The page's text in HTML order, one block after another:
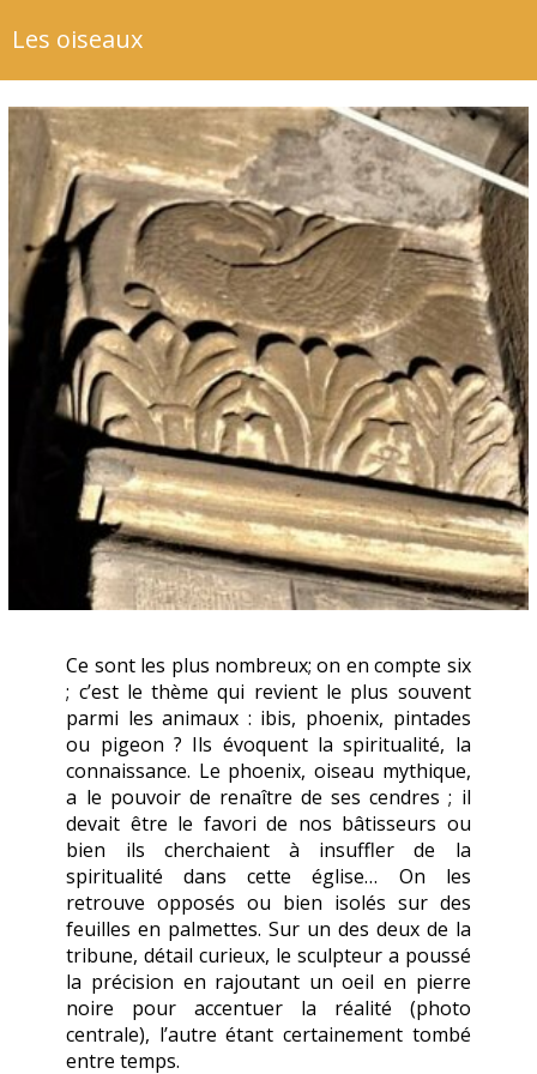
Les oiseaux
Ce sont les plus nombreux; on en compte six
; c’est le thème qui revient le plus souvent
parmi les animaux : ibis, phoenix, pintades
ou pigeon ? Ils évoquent la spiritualité, la
connaissance. Le phoenix, oiseau mythique,
a le pouvoir de renaître de ses cendres ; il
devait être le favori de nos bâtisseurs ou
bien ils cherchaient à insuffler de la
spiritualité dans cette église… On les
retrouve opposés ou bien isolés sur des
feuilles en palmettes. Sur un des deux de la
tribune, détail curieux, le sculpteur a poussé
la précision en rajoutant un oeil en pierre
noire pour accentuer la réalité (photo
centrale), l’autre étant certainement tombé
entre temps.